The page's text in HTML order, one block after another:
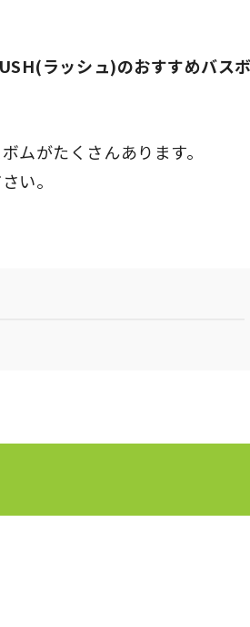
ラッシュ)のおすすめバス
ムがたくさんあります。
い。